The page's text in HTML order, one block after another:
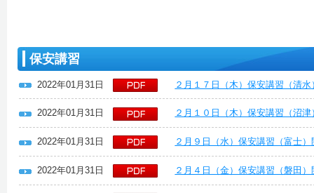
保安講習
2022年01月31日 ２月１７日（木）保安講習（清
2022年01月31日 ２月１０日（木）保安講習（沼
2022年01月31日 ２月９日（水）保安講習（富士
2022年01月31日 ２月４日（金）保安講習（磐田